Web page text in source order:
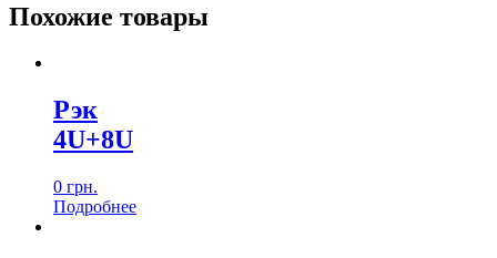
Похожие товары
Рэк
4U+8U
0 грн.
Подробнеe